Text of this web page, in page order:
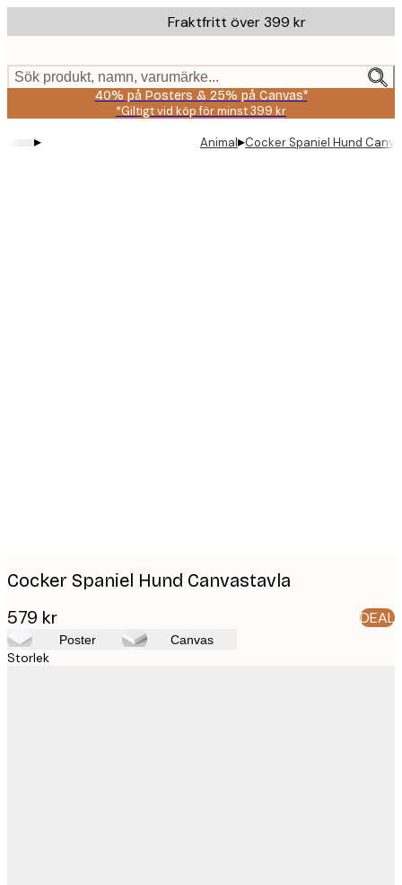
to
content.
Fraktfritt över 399 kr
Sök produkt, namn, varumärke...
40% på Posters & 25% på Canvas*
*Giltigt vid köp för minst 399 kr
▸ Animal▸Cocker Spaniel Hund
Cocker Spaniel Hund Canvastavla
579 kr DEAL
Poster Canvas
Storlek